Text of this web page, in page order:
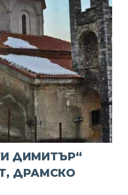
ДИМИТЪР“
ДРАМСКО